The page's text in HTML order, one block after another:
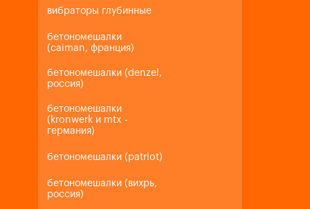
вибраторы глубинные
бетономешалки
(caiman, франция)
бетономешалки (denzel,
россия)
бетономешалки
(kronwerk и mtx -
германия)
бетономешалки (patriot)
бетономешалки (вихрь,
россия)